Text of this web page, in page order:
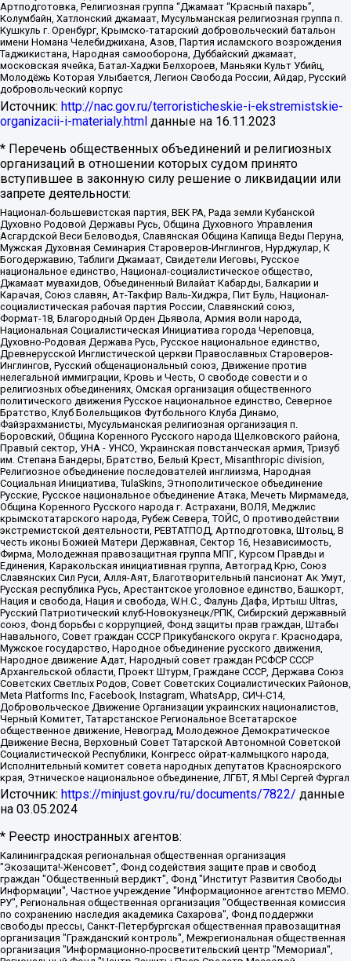
Артподготовка, Религиозная группа “Джамаат “Красный пахарь”,
Колумбайн, Хатлонский джамаат, Мусульманская религиозная группа п.
Кушкуль г. Оренбург, Крымско-татарский добровольческий батальон
имени Номана Челебиджихана, Азов, Партия исламского возрождения
Таджикистана, Народная самооборона, Дуббайский джамаат,
московская ячейка, Батал-Хаджи Белхороев, Маньяки Культ Убийц,
Молодёжь Которая Улыбается, Легион Свобода России, Айдар, Русский
добровольческий корпус
Источник: http://nac.gov.ru/terroristicheskie-i-ekstremistskie-
organizacii-i-materialy.html данные на 16.11.2023
* Перечень общественных объединений и религиозных
организаций в отношении которых судом принято
вступившее в законную силу решение о ликвидации или
запрете деятельности:
Национал-большевистская партия, ВЕК РА, Рада земли Кубанской
Духовно Родовой Державы Русь, Община Духовного Управления
Асгардской Веси Беловодья, Славянская Община Капища Веды Перуна,
Мужская Духовная Семинария Староверов-Инглингов, Нурджулар, К
Богодержавию, Таблиги Джамаат, Свидетели Иеговы, Русское
национальное единство, Национал-социалистическое общество,
Джамаат мувахидов, Объединенный Вилайат Кабарды, Балкарии и
Карачая, Союз славян, Ат-Такфир Валь-Хиджра, Пит Буль, Национал-
социалистическая рабочая партия России, Славянский союз,
Формат-18, Благородный Орден Дьявола, Армия воли народа,
Национальная Социалистическая Инициатива города Череповца,
Духовно-Родовая Держава Русь, Русское национальное единство,
Древнерусской Инглистической церкви Православных Староверов-
Инглингов, Русский общенациональный союз, Движение против
нелегальной иммиграции, Кровь и Честь, О свободе совести и о
религиозных объединениях, Омская организация общественного
политического движения Русское национальное единство, Северное
Братство, Клуб Болельщиков Футбольного Клуба Динамо,
Файзрахманисты, Мусульманская религиозная организация п.
Боровский, Община Коренного Русского народа Щелковского района,
Правый сектор, УНА - УНСО, Украинская повстанческая армия, Тризуб
им. Степана Бандеры, Братство, Белый Крест, Misanthropic division,
Религиозное объединение последователей инглиизма, Народная
Социальная Инициатива, TulaSkins, Этнополитическое объединение
Русские, Русское национальное объединение Атака, Мечеть Мирмамеда,
Община Коренного Русского народа г. Астрахани, ВОЛЯ, Меджлис
крымскотатарского народа, Рубеж Севера, ТОЙС, О противодействии
экстремистской деятельности, РЕВТАТПОД, Артподготовка, Штольц, В
честь иконы Божией Матери Державная, Сектор 16, Независимость,
Фирма, Молодежная правозащитная группа МПГ, Курсом Правды и
Единения, Каракольская инициативная группа, Автоград Крю, Союз
Славянских Сил Руси, Алля-Аят, Благотворительный пансионат Ак Умут,
Русская республика Русь, Арестантское уголовное единство, Башкорт,
Нация и свобода, Нация и свобода, W.H.С., Фалунь Дафа, Иртыш Ultras,
Русский Патриотический клуб-Новокузнецк/РПК, Сибирский державный
союз, Фонд борьбы с коррупцией, Фонд защиты прав граждан, Штабы
Навального, Совет граждан СССР Прикубанского округа г. Краснодара,
Мужское государство, Народное объединение русского движения,
Народное движение Адат, Народный совет граждан РСФСР СССР
Архангельской области, Проект Штурм, Граждане СССР, Держава Союз
Советских Светлых Родов, Совет Советских Социалистических Районов,
Meta Platforms Inc, Facebook, Instagram, WhatsApp, СИЧ-С14,
Добровольческое Движение Организации украинских националистов,
Черный Комитет, Татарстанское Региональное Всетатарское
общественное движение, Невоград, Молодежное Демократическое
Движение Весна, Верховный Совет Татарской Автономной Советской
Социалистической Республики, Конгресс ойрат-калмыцкого народа,
Исполнительный комитет совета народных депутатов Красноярского
края, Этническое национальное объединение, ЛГБТ, Я.МЫ Сергей Фургал
Источник: https://minjust.gov.ru/ru/documents/7822/ данные
на 03.05.2024
* Реестр иностранных агентов:
Калининградская региональная общественная организация "Экозащита!-Женсовет", Фонд содействия защите прав и свобод граждан "Общественный вердикт", Фонд "Институт Развития Свободы Информации", Частное учреждение "Информационное агентство МЕМО. РУ", Региональная общественная организация "Общественная комиссия по сохранению наследия академика Сахарова", Фонд поддержки свободы прессы, Санкт-Петербургская общественная правозащитная организация "Гражданский контроль", Межрегиональная общественная организация "Информационно-просветительский центр "Мемориал", Региональный Фонд "Центр Защиты Прав Средств Массовой Информации", с 05.12.2023 Фонд "Центр Защиты Прав Средств массовой информации", Региональная общественная благотворительная организация помощи беженцам и мигрантам "Гражданское содействие", Негосударственное образовательное учреждение дополнительного профессионального образования (повышение квалификации) специалистов "АКАДЕМИЯ ПО ПРАВАМ ЧЕЛОВЕКА", Свердловская региональная общественная организация "Сутяжник", Автономная некоммерческая организация "Центр независимых социологических исследований", Союз общественных объединений "Российский исследовательский центр по правам человека", Региональное общественное учреждение научно-информационный центр "МЕМОРИАЛ", Некоммерческая организация "Фонд защиты гласности", Автономная некоммерческая организация "Институт прав человека", Городская общественная организация "Екатеринбургское общество "МЕМОРИАЛ", Городская общественная организация "Рязанское историко-просветительское и правозащитное общество "Мемориал" (Рязанский Мемориал), Челябинский региональный орган общественной самодеятельности – женское общественное объединение "Женщины Евразии", Челябинский региональный орган общественной самодеятельности "Уральская правозащитная группа", Фонд содействия защите здоровья и социальной справедливости имени Андрея Рылькова, Автономная Некоммерческая Организация "Аналитический Центр Юрия Левады", Автономная некоммерческая организация социальной поддержки населения "Проект Апрель", Региональная общественная организация помощи женщинам и детям, находящимся в кризисной ситуации "Информационно-методический центр "Анна", Фонд содействия развитию массовых коммуникаций и правовому просвещению "Так-так-Так", Фонд содействия устойчивому развитию "Серебряная тайга", Свердловский региональный общественный фонд социальных проектов "Новое время", "Idel.Реалии", Кавказ.Реалии, Крым.Реалии, Телеканал Настоящее Время, Татаро-башкирская служба Радио Свобода (Azatliq Radiosi), Радио Свободная Европа/Радио Свобода (PCE/PC), "Сибирь.Реалии", "Фактограф", Благотворительный фонд помощи осужденным и их семьям, Автономная некоммерческая организация "Институт глобализации и социальных движений", Фонд "В защиту прав заключенных", Частное учреждение "Центр поддержки и содействия развитию средств массовой информации", Пензенский региональный общественный благотворительный фонд "Гражданский союз", "Север.Реалии", Некоммерческая организация Фонд "Правовая инициатива", Общество с ограниченной ответственностью "Радио Свободная Европа/Радио Свобода", Чешское информационное агентство "MEDIUM-ORIENT", Красноярская региональная общественная организация "Мы против СПИДа", Камалягин Денис Николаевич, Маркелов Сергей Евгеньевич, Пономарев Лев Александрович, Савицкая Людмила Алексеевна, Автономная некоммерческая организация "Центр по работе с проблемой насилия "НАСИЛИЮ.НЕТ", Межрегиональный профессиональный союз работников здравоохранения "Альянс врачей", Юридическое лицо, зарегистрированное в Латвийской Республике, SIA "Medusa Project" (регистрационный номер 40103797863, дата регистрации 10.06.2014), Некоммерческая организация "Фонд по борьбе с коррупцией", Автономная некоммерческая организация "Институт права и публичной политики", Баданин Роман Сергеевич, Гликин Максим Александрович, Железнова Мария Михайловна, Лукьянова Юлия Сергеевна, Маетная Елизавета Витальевна, Маняхин Петр Борисович, Чуракова Ольга Владимировна, Ярош Юлия Петровна, Юридическое лицо "The Insider SIA", зарегистрированное в Риге, Латвийская Республика (дата регистрации 26.06.2015), являющееся администратором доменного имени интернет-издания "The Insider SIA", https://theins.ru, Постернак Алексей Евгеньевич, Рубин Михаил Аркадьевич, Анин Роман Александрович, Юридическое лицо Istories fonds, зарегистрированное в Латвийской Республике (регистрационный номер 50008295751, дата регистрации 24.02.2020), Великовский Дмитрий Александрович, Долинина Ирина Николаевна, Мароховская Алеся Алексеевна, Шлейнов Роман Юрьевич, Шмагун Олеся Валентиновна, Общество с ограниченной ответственностью "Альтаир 2021", Общество с ограниченной ответственностью "Вега 2021", Общество с ограниченной ответственностью "Главный редактор 2021", Общество с ограниченной ответственностью "Ромашки монолит", Важенков Артем Валерьевич, Ивановская областная общественная организация "Центр гендерных исследований", Гурман Юрий Альбертович, Медиапроект "ОВД-Инфо", Егоров Владимир Владимирович, Жилинский Владимир Александрович, Общество с ограниченной ответственностью "ЗП", Иванова София Юрьевна, Карезина Инна Павловна, Кильтау Екатерина Викторовна, Петров Алексей Викторович, Пискунов Сергей Евгеньевич, Смирнов Сергей Сергеевич, Тихонов Михаил Сергеевич, Общество с ограниченной ответственностью "ЖУРНАЛИСТ-ИНОСТРАННЫЙ АГЕНТ", Арапова Галина Юрьевна, Вольтская Татьяна Анатольевна, Американская компания "Mason G.E.S. Anonymous Foundation" (США), являющаяся владельцем интернет-издания https://mnews.world/, Компания "Stichting Bellingcat", зарегистрированная в Нидерландах (дата регистрации 11.07.2018), Захаров Андрей Вячеславович, Клепиковская Екатерина Дмитриевна, Общество с ограниченной ответственностью "МЕМО", Перл Роман Александрович, Симонов Евгений Алексеевич, Соловьева Елена Анатольевна, Сотников Даниил Владимирович, Сурначева Елизавета Дмитриевна, Автономная некоммерческая организация по защите прав человека и информированию населения "Якутия – Наше Мнение", Общество с ограниченной ответственностью "Москоу диджитал медиа", с 26.01.2023 Общество с ограниченной ответственностью "Чайка Белые сады", Ветошкина Валерия Валерьевна, Заговора Максим Александрович, Межрегиональное общественное движение "Российская ЛГБТ - сеть", Оленичев Максим Владимирович, Павлов Иван Юрьевич, Скворцова Елена Сергеевна, Общество с ограниченной ответственностью "Как бы инагент", Кочетков Игорь Викторович, Общество с ограниченной ответственностью "Честные выборы", Еланчик Олег Александрович, Общество с ограниченной ответственностью "Нобелевский призыв", Гималова Регина Эмилевна, Григорьев Андрей Валерьевич, Григорьева Алина Александровна, Ассоциация по содействию защите прав призывников, альтернативнослужащих и военнослужащих "Правозащитная группа "Гражданин.Армия.Право", Хисамова Регина Фаритовна, Автономная некоммерческая организация по реализации социально-правовых программ "Лилит", Дальневосточное общественное движение "Маяк", Санкт-Петербургская ЛГБТ-инициативная группа "Выход", Инициативная группа ЛГБТ+ "Реверс", Алексеев Андрей Викторович, Бекбулатова Таисия Львовна, Беляев Иван Михайлович, Владыкина Елена Сергеевна, Гельман Марат Александрович, Никульшина Вероника Юрьевна, Толоконникова Надежда Андреевна, Шендерович Виктор Анатольевич, Общество с ограниченной ответственностью "Данное сообщение", Общество с ограниченной ответственностью Издательский дом "Новая глава", Айнбиндер Александра Александровна, Московский комьюнити-центр для ЛГБТ+инициатив, Благотворительный фонд развития филантропии, Deutsche Welle (Германия, Kurt-Schumacher-Strasse 3, 53113 Bonn), Борзунова Мария Михайловна, Воробьев Виктор Викторович, Голубева Анна Львовна, Константинова Алла Михайловна, Малкова Ирина Владимировна, Мурадов Мурад Абдулгалимович, Осетинская Елизавета Николаевна, Понасенков Евгений Николаевич, Ганапольский Матвей Юрьевич, Киселев Евгений Алексеевич, Борухович Ирина Григорьевна, Дремин Иван Тимофеевич, Дубровский Дмитрий Викторович, Красноярская региональная общественная организация поддержки и развития альтернативных образовательных технологий и межкультурных коммуникаций "ИНТЕРРА", Маяковская Екатерина Алексеевна, Фейгин Марк Захарович, Филимонов Андрей Викторович, Дзугкоева Регина Николаевна, Доброхотов Роман Александрович, Дудь Юрий Александрович, Елкин Сергей Владимирович, Кругликов Кирилл Игоревич, Сабунаева Мария Леонидовна, Семенов Алексей Владимирович, Шаинян Карен Багратович, Шульман Екатерина Михайловна, Асафьев Артур Валерьевич, Вахштайн Виктор Семенович, Венедиктов Алексей Алексеевич, Лушникова Екатерина Евгеньевна, Волков Леонид Михайлович, Невзоров Александр Глебович, Пархоменко Сергей Борисович, Сироткин Ярослав Николаевич, Кара-Мурза Владимир Владимирович, Баранова Наталья Владимировна, Гозман Леонид Яковлевич, Кагарлицкий Борис Юльевич, Климарев Михаил Валерьевич, Милов Владимир Станиславович, Автономная некоммерческая организация Краснодарский центр современного искусства "Типография", Моргенштерн Алишер Тагирович, Соболь Любовь Эдуардовна, Общество с ограниченной ответственностью "ЛИЗА НОРМ", Каспаров Гарри Кимович, Ходорковский Михаил Борисович, Общество с ограниченной ответственностью "Апрельские тезисы", Данилович Ирина Брониславовна, Кашин Олег Владимирович, Петров Николай Владимирович, Пивоваров Алексей Владимирович, Соколов Михаил Владимирович, Цветкова Юлия Владимировна, Чичваркин Евгений Александрович, Комитет против пыток/Команда против пыток, Общество с ограниченной ответственностью "Первый научный", Общество с ограниченной ответственностью "Вертолет и ко", Белоцерковская Вероника Борисовна, Кац Максим Евгеньевич, Лазарева Татьяна Юрьевна, Шаведдинов Руслан Табризович, Яшин Илья Валерьевич, Общество с ограниченной ответственностью "Иноагент ААВ", Алешковский Дмитрий Петрович, Альбац Евгения Марковна, Быков Дмитрий Львович, Галямина Юлия Евгеньевна, Лойко Сергей Леонидович, Мартынов Кирилл Константинович, Медведев Сергей Александрович, Крашенинников Федор Геннадиевич, Гордеева Катерина Вл